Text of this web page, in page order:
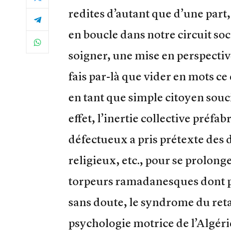
redites d’autant que d’une
en boucle dans notre circuit
soigner, une mise en
fais par-là que vider en mots
en tant que simple citoyen
effet, l’inertie collective
défectueux a pris prétexte
religieux, etc., pour se
torpeurs ramadanesques dont
sans doute, le syndrome du
psychologie motrice de